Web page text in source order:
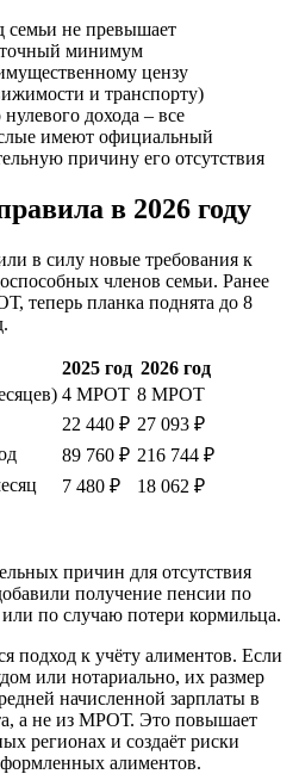
семьи не превышает
минимум
цензу
и транспорту)
дохода – все
имеют официальный
причину его отсутствия
в 2026 году
в силу новые требования к
членов семьи. Ранее
теперь планка поднята до 8
2025 год 2026 год
4 МРОТ 8 МРОТ
22 440 ₽ 27 093 ₽
89 760 ₽ 216 744 ₽
7 480 ₽ 18 062 ₽
причин для отсутствия
получение пенсии по
по случаю потери кормильца.
подход к учёту алиментов. Если
или нотариально, их размер
начисленной зарплаты в
а не из МРОТ. Это повышает
регионах и создаёт риски
алиментов.